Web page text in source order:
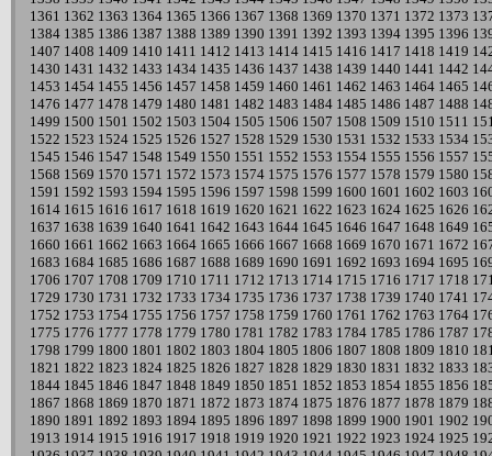
1361 1362 1363 1364 1365 1366 1367 1368 1369 1370 1371 1372 1373
1384 1385 1386 1387 1388 1389 1390 1391 1392 1393 1394 1395 1396
1407 1408 1409 1410 1411 1412 1413 1414 1415 1416 1417 1418 1419
1430 1431 1432 1433 1434 1435 1436 1437 1438 1439 1440 1441 1442
1453 1454 1455 1456 1457 1458 1459 1460 1461 1462 1463 1464 1465
1476 1477 1478 1479 1480 1481 1482 1483 1484 1485 1486 1487 1488
1499 1500 1501 1502 1503 1504 1505 1506 1507 1508 1509 1510 1511
1522 1523 1524 1525 1526 1527 1528 1529 1530 1531 1532 1533 1534
1545 1546 1547 1548 1549 1550 1551 1552 1553 1554 1555 1556 1557
1568 1569 1570 1571 1572 1573 1574 1575 1576 1577 1578 1579 1580
1591 1592 1593 1594 1595 1596 1597 1598 1599 1600 1601 1602 1603
1614 1615 1616 1617 1618 1619 1620 1621 1622 1623 1624 1625 1626
1637 1638 1639 1640 1641 1642 1643 1644 1645 1646 1647 1648 1649
1660 1661 1662 1663 1664 1665 1666 1667 1668 1669 1670 1671 1672
1683 1684 1685 1686 1687 1688 1689 1690 1691 1692 1693 1694 1695
1706 1707 1708 1709 1710 1711 1712 1713 1714 1715 1716 1717 1718
1729 1730 1731 1732 1733 1734 1735 1736 1737 1738 1739 1740 1741
1752 1753 1754 1755 1756 1757 1758 1759 1760 1761 1762 1763 1764
1775 1776 1777 1778 1779 1780 1781 1782 1783 1784 1785 1786 1787
1798 1799 1800 1801 1802 1803 1804 1805 1806 1807 1808 1809 1810
1821 1822 1823 1824 1825 1826 1827 1828 1829 1830 1831 1832 1833
1844 1845 1846 1847 1848 1849 1850 1851 1852 1853 1854 1855 1856
1867 1868 1869 1870 1871 1872 1873 1874 1875 1876 1877 1878 1879
1890 1891 1892 1893 1894 1895 1896 1897 1898 1899 1900 1901 1902
1913 1914 1915 1916 1917 1918 1919 1920 1921 1922 1923 1924 1925